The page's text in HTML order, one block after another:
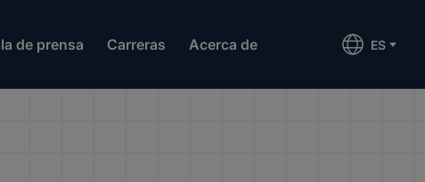
de prensa Carreras Acerca de ES